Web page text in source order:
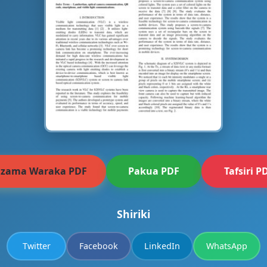
Waraka PDF Pakua PDF Tafsiri
Shiriki
Twitter Facebook LinkedIn WhatsApp